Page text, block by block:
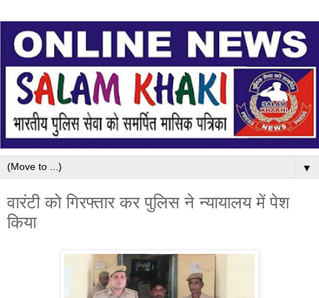
▼
वारंटी को गिरफ्तार कर पुलिस ने न्यायालय में पेश
किया